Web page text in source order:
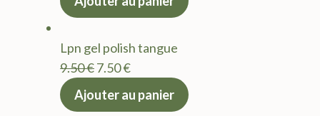
9.50 €.
actuel
7.50 €.
Lpn gel polish tangue
9.50€Le
prix
7.50€Le
actuel
Ajouter au panier